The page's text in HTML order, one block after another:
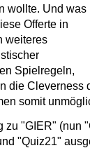
wollte. Und was
Offerte in
weiteres
Spielregeln,
die Cleverness
somit
zu "GIER" (nun
"Quiz21"